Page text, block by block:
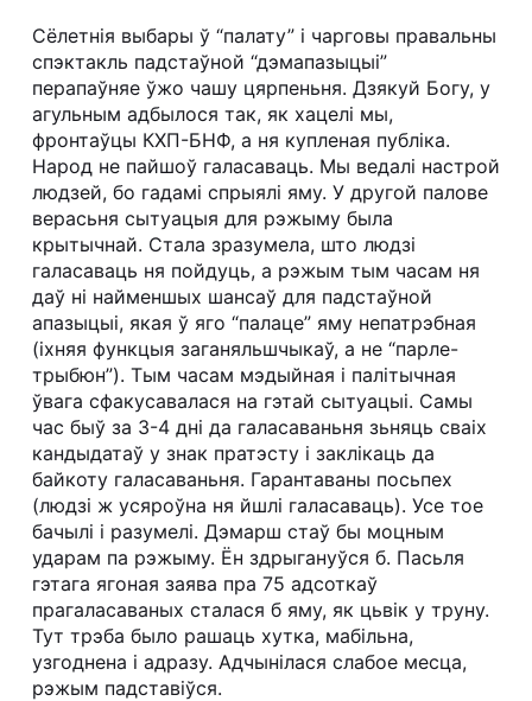
Сёлетнія выбары ў “палату” і чарговы правальны
спэктакль падстаўной “дэмапазыцыі”
перапаўняе ўжо чашу цярпеньня. Дзякуй Богу, у
агульным адбылося так, як хацелі мы,
фронтаўцы КХП-БНФ, а ня купленая публіка.
Народ не пайшоў галасаваць. Мы ведалі настрой
людзей, бо гадамі спрыялі яму. У другой палове
верасьня сытуацыя для рэжыму была
крытычнай. Стала зразумела, што людзі
галасаваць ня пойдуць, а рэжым тым часам ня
даў ні найменшых шансаў для падстаўной
апазыцыі, якая ў яго “палаце” яму непатрэбная
(іхняя функцыя заганяльшчыкаў, а не “парле-
трыбюн”). Тым часам мэдыйная і палітычная
ўвага сфакусавалася на гэтай сытуацыі. Самы
час быў за 3-4 дні да галасаваньня зьняць сваіх
кандыдатаў у знак пратэсту і заклікаць да
байкоту галасаваньня. Гарантаваны посьпех
(людзі ж усяроўна ня йшлі галасаваць). Усе тое
бачылі і разумелі. Дэмарш стаў бы моцным
ударам па рэжыму. Ён здрыгануўся б. Пасьля
гэтага ягоная заява пра 75 адсоткаў
прагаласаваных сталася б яму, як цьвік у труну.
Тут трэба было рашаць хутка, мабільна,
узгоднена і адразу. Адчынілася слабое месца,
рэжым падставіўся.